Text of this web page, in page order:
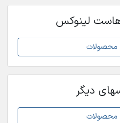
هاست لینوکس
محصولات
دیگر
محصولات